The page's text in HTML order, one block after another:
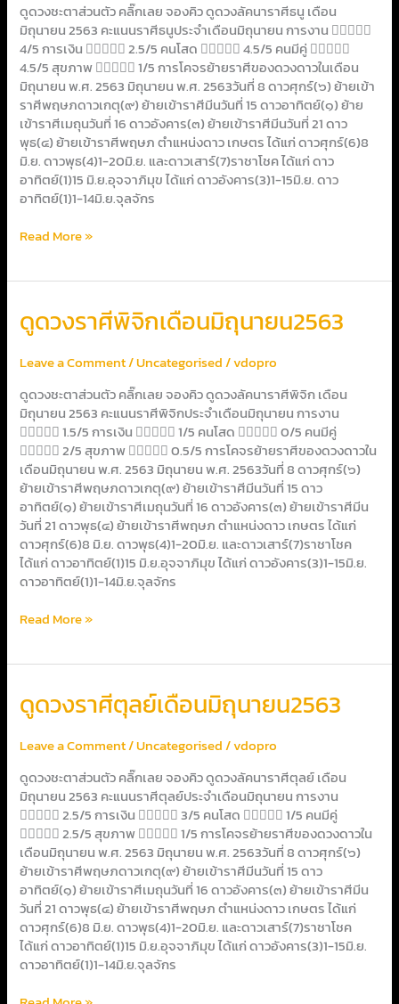
ดูดวงชะตาส่วนตัว คลิ๊กเลย จองคิว ดูดวงลัคนาราศีธนู เดือน
มิถุนายน 2563 คะแนนราศีธนูประจำเดือนมิถุนายน การงาน 
4/5 การเงิน  2.5/5 คนโสด  4.5/5 คนมีคู่ 
4.5/5 สุขภาพ  1/5 การโคจรย้ายราศีของดวงดาวในเดือน
มิถุนายน พ.ศ. 2563 มิถุนายน พ.ศ. 2563วันที่ 8 ดาวศุกร์(๖) ย้ายเข้า
ราศีพฤษภดาวเกตุ(๙) ย้ายเข้าราศีมีนวันที่ 15 ดาวอาทิตย์(๑) ย้าย
เข้าราศีเมถุนวันที่ 16 ดาวอังคาร(๓) ย้ายเข้าราศีมีนวันที่ 21 ดาว
พุธ(๔) ย้ายเข้าราศีพฤษภ ตำแหน่งดาว เกษตร ได้แก่ ดาวศุกร์(6)8
มิ.ย. ดาวพุธ(4)1-20มิ.ย. และดาวเสาร์(7)ราชาโชค ได้แก่ ดาว
อาทิตย์(1)15 มิ.ย.อุจจาภิมุข ได้แก่ ดาวอังคาร(3)1-15มิ.ย. ดาว
อาทิตย์(1)1-14มิ.ย.จุลจักร
มิถุนายน2563
Read More »
ดูดวงราศีพิจิกเดือนมิถุนายน2563
Leave a Comment/Uncategorised/vdopro
ดูดวงชะตาส่วนตัว คลิ๊กเลย จองคิว ดูดวงลัคนาราศีพิจิก เดือน
มิถุนายน 2563 คะแนนราศีพิจิกประจำเดือนมิถุนายน การงาน
 1.5/5 การเงิน  1/5 คนโสด  0/5 คนมีคู่
 2/5 สุขภาพ  0.5/5 การโคจรย้ายราศีของดวงดาวใน
เดือนมิถุนายน พ.ศ. 2563 มิถุนายน พ.ศ. 2563วันที่ 8 ดาวศุกร์(๖)
ย้ายเข้าราศีพฤษภดาวเกตุ(๙) ย้ายเข้าราศีมีนวันที่ 15 ดาว
อาทิตย์(๑) ย้ายเข้าราศีเมถุนวันที่ 16 ดาวอังคาร(๓) ย้ายเข้าราศีมีน
วันที่ 21 ดาวพุธ(๔) ย้ายเข้าราศีพฤษภ ตำแหน่งดาว เกษตร ได้แก่
ดาวศุกร์(6)8 มิ.ย. ดาวพุธ(4)1-20มิ.ย. และดาวเสาร์(7)ราชาโชค
ได้แก่ ดาวอาทิตย์(1)15 มิ.ย.อุจจาภิมุข ได้แก่ ดาวอังคาร(3)1-15มิ.ย.
ดาวอาทิตย์(1)1-14มิ.ย.จุลจักร
วง
พิจิก
มิถุนายน2563
Read More »
ดูดวงราศีตุลย์เดือนมิถุนายน2563
Leave a Comment/Uncategorised/vdopro
ดูดวงชะตาส่วนตัว คลิ๊กเลย จองคิว ดูดวงลัคนาราศีตุลย์ เดือน
มิถุนายน 2563 คะแนนราศีตุลย์ประจำเดือนมิถุนายน การงาน
 2.5/5 การเงิน  3/5 คนโสด  1/5 คนมีคู่
 2.5/5 สุขภาพ  1/5 การโคจรย้ายราศีของดวงดาวใน
เดือนมิถุนายน พ.ศ. 2563 มิถุนายน พ.ศ. 2563วันที่ 8 ดาวศุกร์(๖)
ย้ายเข้าราศีพฤษภดาวเกตุ(๙) ย้ายเข้าราศีมีนวันที่ 15 ดาว
อาทิตย์(๑) ย้ายเข้าราศีเมถุนวันที่ 16 ดาวอังคาร(๓) ย้ายเข้าราศีมีน
วันที่ 21 ดาวพุธ(๔) ย้ายเข้าราศีพฤษภ ตำแหน่งดาว เกษตร ได้แก่
ดาวศุกร์(6)8 มิ.ย. ดาวพุธ(4)1-20มิ.ย. และดาวเสาร์(7)ราชาโชค
ได้แก่ ดาวอาทิตย์(1)15 มิ.ย.อุจจาภิมุข ได้แก่ ดาวอังคาร(3)1-15มิ.ย.
ดาวอาทิตย์(1)1-14มิ.ย.จุลจักร
วง
ศีตุ
เดือน
มิถุนายน2563